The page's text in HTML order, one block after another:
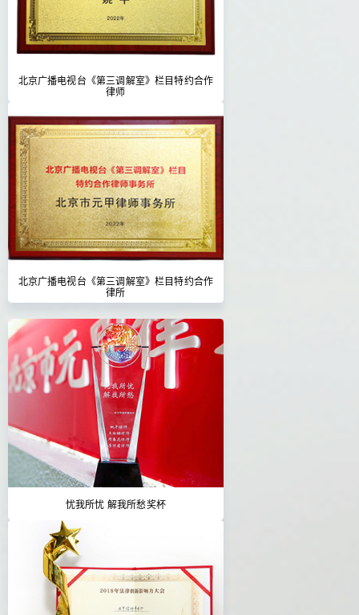
北京广播电视台《第三调解室》栏目特约合作
律师
北京广播电视台《第三调解室》栏目特约合作
律所
忧我所忧 解我所愁奖杯